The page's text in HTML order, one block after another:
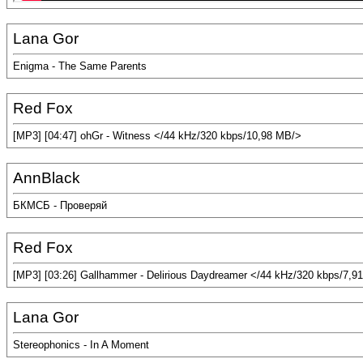
Lana Gor
Enigma - The Same Parents
Red Fox
[MP3] [04:47] ohGr - Witness </44 kHz/320 kbps/10,98 MB/>
AnnBlack
БКМСБ - Проверяй
Red Fox
[MP3] [03:26] Gallhammer - Delirious Daydreamer </44 kHz/320 kbps/
Lana Gor
Stereophonics - In A Moment